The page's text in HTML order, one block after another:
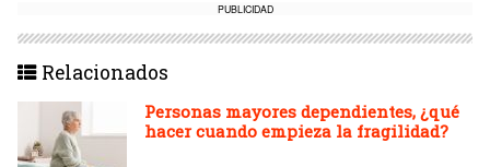
PUBLICIDAD
Relacionados
Personas mayores dependientes, ¿qué
hacer cuando empieza la fragilidad?